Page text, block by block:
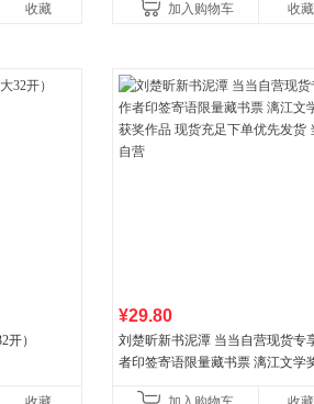
收藏 加入购物车 收藏
）
¥29.80
刘楚昕新书泥潭 当当自营现货专
者印签寄语限量藏书票 漓江文学